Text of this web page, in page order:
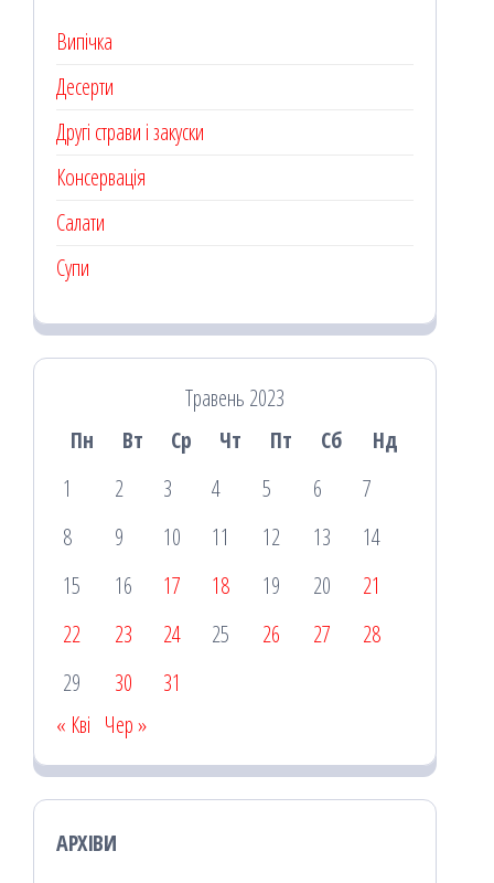
Випічка
Десерти
Другі страви і закуски
Консервація
Салати
Супи
Травень 2023
Пн
Вт Ср Чт Пт Сб
Нд
1
2 3 4 5 6
7
8
9 10 11 12 13
14
15
16 17 18 19 20
21
22
23 24 25 26 27
28
29
30
31
« Кві Чер »
АРХІВИ